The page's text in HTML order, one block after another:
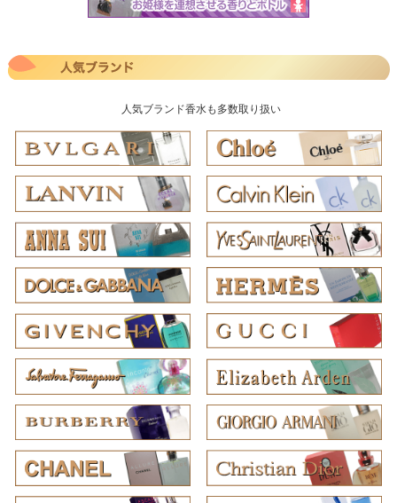
人気ブランド香水も多数取り扱い